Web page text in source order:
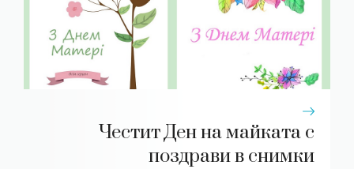
Честит Ден на майката с
поздрави в снимки